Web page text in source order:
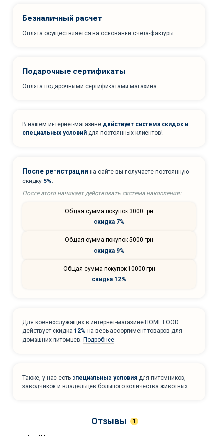
Безналичный расчет
Оплата осуществляется на основании счета-фактуры
Подарочные сертификаты
Оплата подарочными сертификатами магазина
В нашем интернет-магазине действует система скидок и
специальных условий для постоянных клиентов!
После регистрации на сайте вы получаете постоянную
скидку 5%.
После этого начинает действовать система накопления:
Общая сумма покупок 3000 грн
скидка 7%
Общая сумма покупок 5000 грн
скидка 9%
Общая сумма покупок 10000 грн
скидка 12%
Для военнослужащих в интернет-магазине HOME FOOD
действует скидка 12% на весь ассортимент товаров для
домашних питомцев. Подробнее
Также, у нас есть специальные условия для питомников,
заводчиков и владельцев большого количества животных.
Отзывы 1